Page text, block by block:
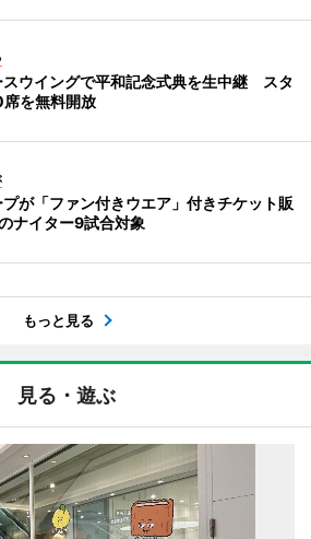
スウイングで平和記念式典を生中継 スタ
を無料開放
が「ファン付きウエア」付きチケット販
ナイター9試合対象
もっと見る
見る・遊ぶ